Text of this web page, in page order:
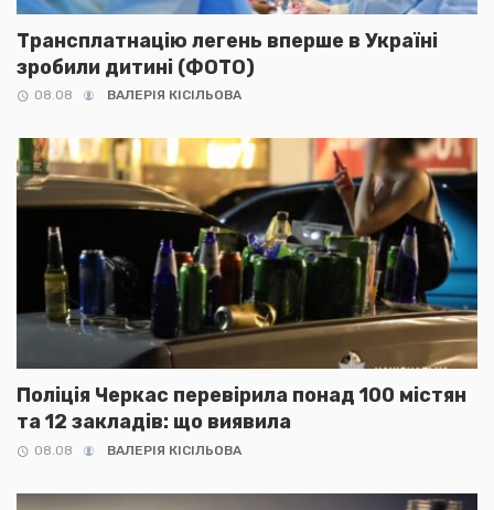
Трансплатнацію легень вперше в Україні
зробили дитині (ФОТО)
08.08 ВАЛЕРІЯ КІСІЛЬОВА
Поліція Черкас перевірила понад 100 містян
та 12 закладів: що виявила
08.08 ВАЛЕРІЯ КІСІЛЬОВА